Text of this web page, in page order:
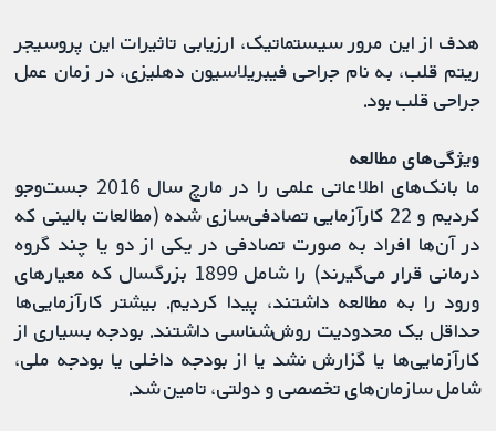
هدف از این مرور سیستماتیک، ارزیابی تاثیرات این پروسیجر
ریتم قلب، به نام جراحی فیبریلاسیون دهلیزی، در زمان عمل
جراحی قلب بود.
ویژگی‌های مطالعه
ما بانک‌های اطلاعاتی علمی را در مارچ سال 2016 جست‌وجو
کردیم و 22 کارآزمایی تصادفی‌سازی شده (مطالعات بالینی که
در آن‌ها افراد به صورت تصادفی در یکی از دو یا چند گروه
درمانی قرار می‌گیرند) را شامل 1899 بزرگسال که معیارهای
ورود را به مطالعه داشتند، پیدا کردیم. بیشتر کارآزمایی‌ها
حداقل یک محدودیت روش‌شناسی داشتند. بودجه بسیاری از
کارآزمایی‌ها یا گزارش نشد یا از بودجه داخلی یا بودجه ملی،
شامل سازمان‌های تخصصی و دولتی، تامین شد.